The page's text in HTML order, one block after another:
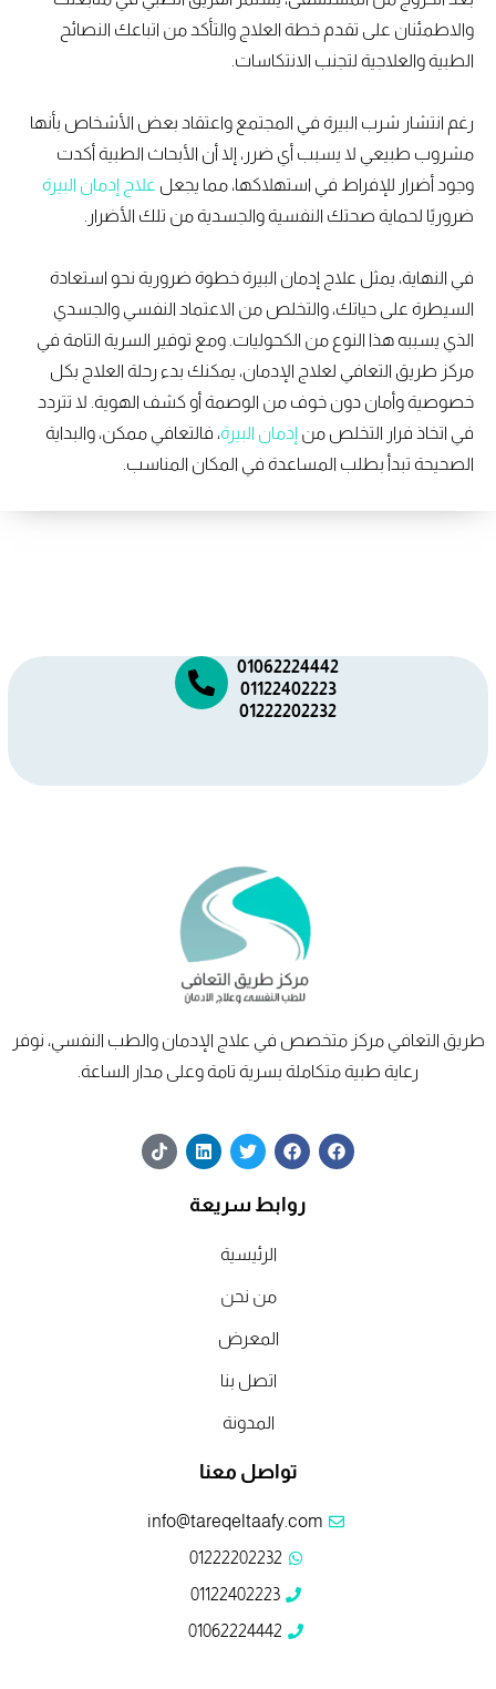
والاطمئنان على تقدم خطة العلاج والتأكد من اتباعك النصائح
الطبية والعلاجية لتجنب الانتكاسات.
رغم انتشار شرب البيرة في المجتمع واعتقاد بعض الأشخاص بأنها
مشروب طبيعي لا يسبب أي ضرر، إلا أن الأبحاث الطبية أكدت
وجود أضرار للإفراط في استهلاكها، مما يجعل علاج إدمان البيرة
ضروريًا لحماية صحتك النفسية والجسدية من تلك الأضرار.
في النهاية، يمثل علاج إدمان البيرة خطوة ضرورية نحو استعادة
السيطرة على حياتك، والتخلص من الاعتماد النفسي والجسدي
الذي يسببه هذا النوع من الكحوليات. ومع توفير السرية التامة في
مركز طريق التعافي لعلاج الإدمان، يمكنك بدء رحلة العلاج بكل
خصوصية وأمان دون خوف من الوصمة أو كشف الهوية. لا تتردد
في اتخاذ فرار التخلص منإدمان البيرة، فالتعافي ممكن، والبداية
الصحيحة تبدأ بطلب المساعدة في المكان المناسب.
01062224442
01122402223
01222202232
طريقالتعافي
مركز متخصص في علاج الإدمان والطب النفسي، نوفر
رعاية طبية متكاملة بسرية تامة وعلى مدار الساعة.
F
a
F
a
e
b
T
w
t
r
L
i
k
e
T
i
روابط سريعة
الرئيسية
من نحن
المعرض
اتصل بنا
المدونة
تواصل معنا
info@tareqeltaafy.com
01222202232
01122402223
01062224442